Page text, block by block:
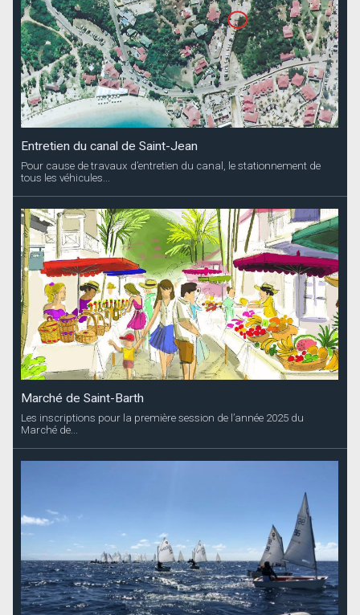
Entretien du canal de Saint-Jean
Pour cause de travaux d’entretien du canal, le stationnement de
tous les véhicules...
Marché de Saint-Barth
Les inscriptions pour la première session de l’année 2025 du
Marché de...